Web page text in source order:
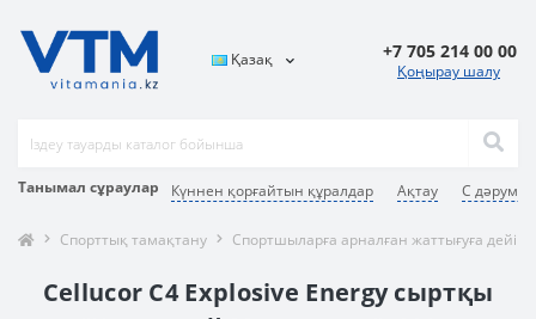
Танымал сұраулар Күннен қорғайтын құралдар Ақтау С
Қазақ +7 705 214 00 00
Қоңырау шалу
Спорттық тамақтану Спортшыларға арналған жаттығуға
Cellucor C4 Explosive Energy сыртқы